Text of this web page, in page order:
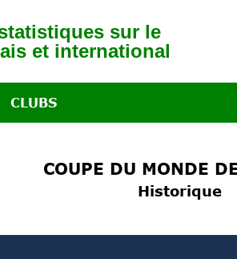
sur le
et international
CLUBS
COUPE DU MONDE
Historique